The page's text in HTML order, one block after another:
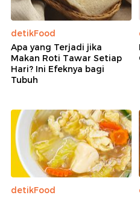
detikFood
Apa yang Terjadi jika
Makan Roti Tawar Setiap
Hari? Ini Efeknya bagi
Tubuh
detikFood